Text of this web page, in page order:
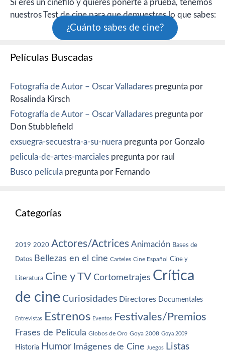
Si eres un cinéfilo y quieres ponerte a prueba, tenemos
nuestros Test de cine para que demuestres lo que sabes:
¿Cuánto sabes de cine?
Películas Buscadas
Fotografía de Autor – Oscar Valladares pregunta por
Rosalinda Kirsch
Fotografía de Autor – Oscar Valladares pregunta por
Don Stubblefield
exsuegra-secuestra-a-su-nuera pregunta por Gonzalo
pelicula-de-artes-marciales pregunta por raul
Busco película pregunta por Fernando
Categorías
2019 2020 Actores/Actrices Animación Bases de
Datos Bellezas en el cine Carteles Cine Español Cine y
Literatura Cine y TV Cortometrajes Crítica
de cine Curiosidades Directores Documentales
Entrevistas Estrenos Eventos Festivales/Premios
Frases de Película Globos de Oro Goya 2008 Goya 2009
Historia Humor Imágenes de Cine Juegos Listas